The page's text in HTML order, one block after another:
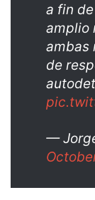
a fin
amplio
ambas
de
—